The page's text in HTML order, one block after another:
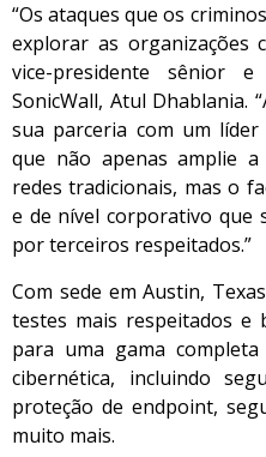
“Os ataques que os
explorar as organizações
vice-presidente sênior
SonicWall, Atul Dhablania.
sua parceria com um líder
que não apenas amplie
redes tradicionais, mas o
e de nível corporativo que
por terceiros respeitados.”
Com sede em Austin,
testes mais respeitados e
para uma gama
cibernética, incluindo
proteção de endpoint,
muito mais.